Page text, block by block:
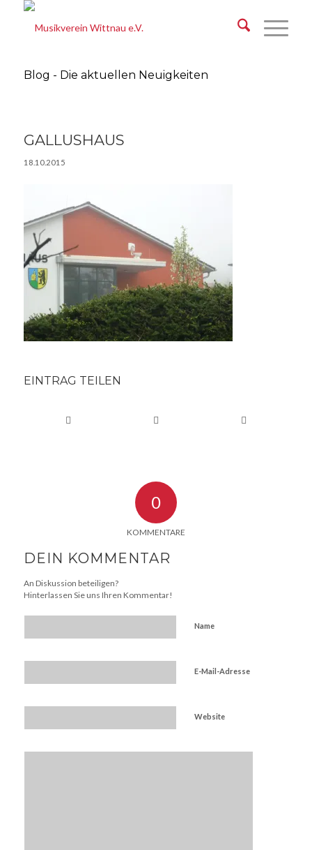
Blog - Die aktuellen Neuigkeiten
GALLUSHAUS
18.10.2015
EINTRAG TEILEN
0
KOMMENTARE
DEIN KOMMENTAR
An Diskussion beteiligen?
Hinterlassen Sie uns Ihren Kommentar!
Name
E-Mail-Adresse
Website